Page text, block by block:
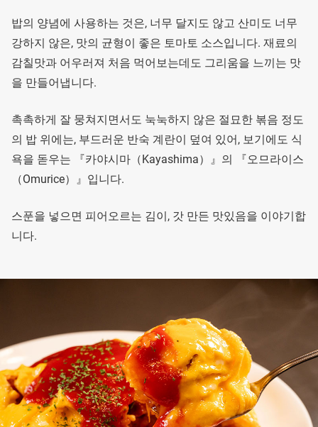
밥의 양념에 사용하는 것은, 너무 달지도 않고 산미도 너무
강하지 않은, 맛의 균형이 좋은 토마토 소스입니다. 재료의
감칠맛과 어우러져 처음 먹어보는데도 그리움을 느끼는 맛
을 만들어냅니다.
촉촉하게 잘 뭉쳐지면서도 눅눅하지 않은 절묘한 볶음 정도
의 밥 위에는, 부드러운 반숙 계란이 덮여 있어, 보기에도 식
욕을 돋우는 『카야시마（Kayashima）』의 『오므라이스
（Omurice）』입니다.
스푼을 넣으면 피어오르는 김이, 갓 만든 맛있음을 이야기합
니다.